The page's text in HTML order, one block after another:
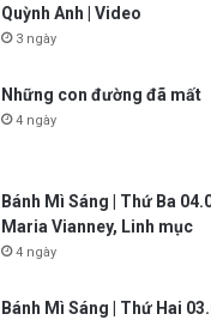
Quỳnh Anh | Video
3 ngày
Những con đường đã mất
4 ngày
Bánh Mì Sáng | Thứ Ba
Maria Vianney, Linh mục
4 ngày
Bánh Mì Sáng | Thứ Hai